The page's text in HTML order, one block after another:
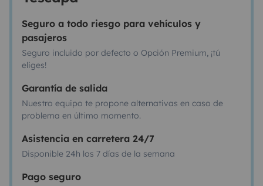
Seguro a todo riesgo para vehículos y
pasajeros
Seguro incluido por defecto o Opción Premium, ¡tú
eliges!
Garantía de salida
Nuestro equipo te propone alternativas en caso de
problema en último momento.
Asistencia en carretera 24/7
Disponible 24h los 7 días de la semana
Pago seguro